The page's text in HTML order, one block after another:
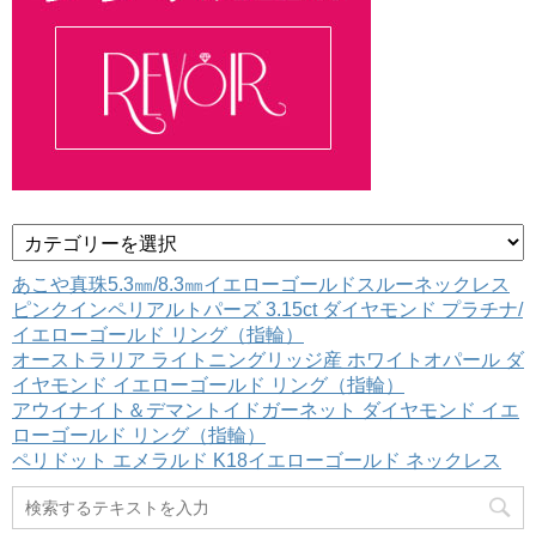
テ
ゴ
リ
ー
あこや真珠5.3㎜/8.3㎜イエローゴールドスルーネックレス
ピンクインペリアルトパーズ 3.15ct ダイヤモンド プラチナ/
イエローゴールド リング（指輪）
オーストラリア ライトニングリッジ産 ホワイトオパール ダ
イヤモンド イエローゴールド リング（指輪）
アウイナイト＆デマントイドガーネット ダイヤモンド イエ
ローゴールド リング（指輪）
ペリドット エメラルド K18イエローゴールド ネックレス